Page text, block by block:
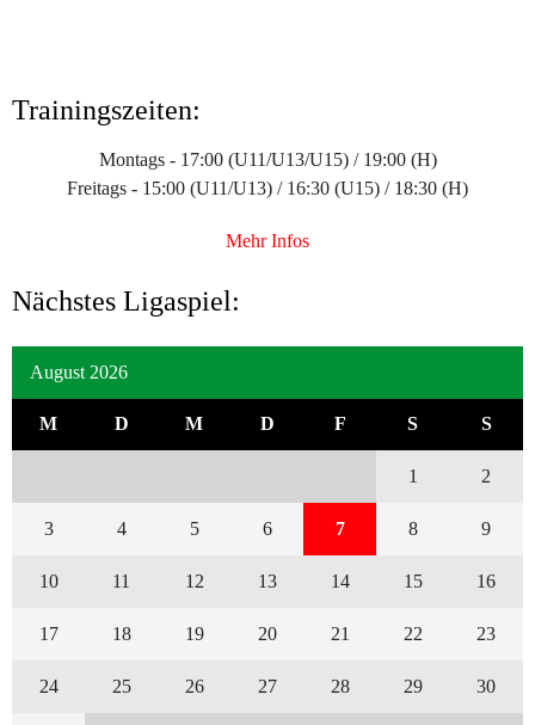
Trainingszeiten:
Montags - 17:00 (U11/U13/U15) / 19:00 (H)
Freitags - 15:00 (U11/U13) / 16:30 (U15) / 18:30 (H)
Mehr Infos
Nächstes Ligaspiel:
August 2026
M D M D F S S
1 2
3 4 5 6 7 8 9
10 11 12 13 14 15 16
17 18 19 20 21 22 23
24 25 26 27 28 29 30